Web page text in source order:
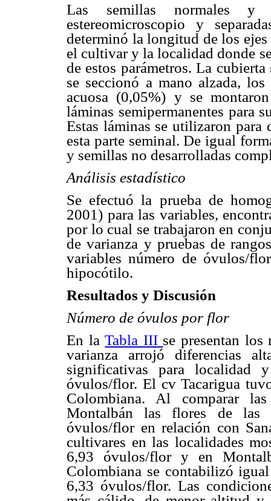
Las semillas normales y
estereomicroscopio y
determinó la longitud de los
el cultivar y la localidad donde
de estos parámetros. La
se seccionó a mano alzada,
acuosa (0,05%) y se
láminas semipermanentes para
Estas láminas se utilizaron para
esta parte seminal. De igual
y semillas no desarrolladas
Análisis estadístico
Se efectuó la prueba de
2001) para las variables,
por lo cual se trabajaron en
de varianza y pruebas de
variables número de óvulos/
hipocótilo.
Resultados y Discusión
Número de óvulos por flor
En laTabla III se presentan los
varianza arrojó diferencias
significativas para localidad
óvulos/flor. El cv Tacarigua
Colombiana. Al comparar
Montalbán las flores de las
óvulos/flor en relación con
cultivares en las localidades
6,93 óvulos/flor y en
Colombiana se contabilizó
6,33 óvulos/flor. Las